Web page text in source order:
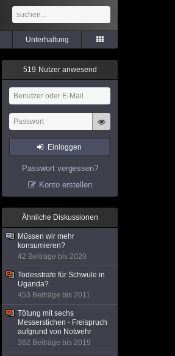
Unterhaltung
519 Nutzer anwesend
Einloggen
Passwort vergessen?
Konto erstellen
Ähnliche Diskussionen
Müssen wir mehr
konsumieren?
42 Beiträge bis 2020
Todesstrafe für Schwule in
Uganda?
453 Beiträge bis 2011
Tötung mit sechs
Messerstichen - Freispruch
aufgrund von Notwehr
362 Beiträge bis 2019